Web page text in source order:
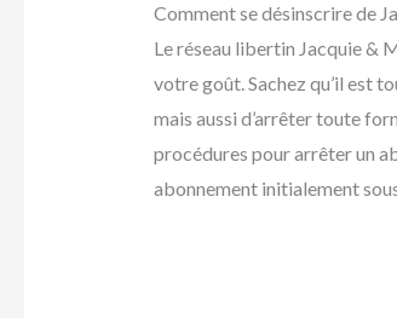
Comment se désinscrire de
Le réseau libertin Jacquie &
votre goût. Sachez qu’il est
mais aussi d’arrêter toute
procédures pour arrêter un
abonnement initialement